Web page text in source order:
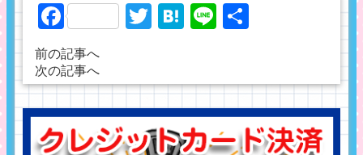
FacebookTwitter
Hatena
Line
前の記事へ
次の記事へ